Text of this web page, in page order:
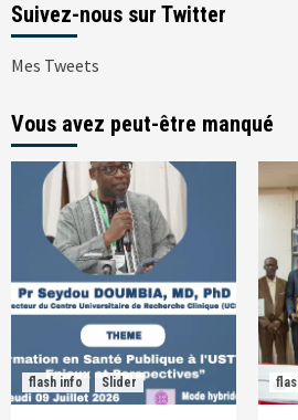
Suivez-nous sur Twitter
Mes Tweets
Vous avez peut-être manqué
flash info Slider